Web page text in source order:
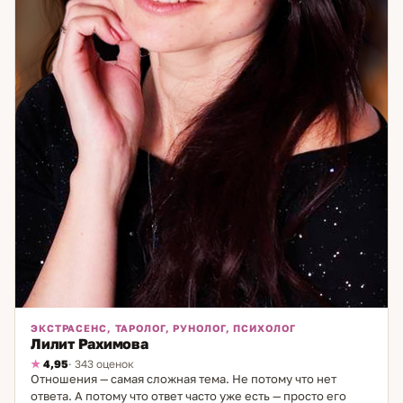
ЭКСТРАСЕНС, ТАРОЛОГ, РУНОЛОГ, ПСИХОЛОГ
Лилит Рахимова
4,95· 343 оценок
Отношения — самая сложная тема. Не потому что нет
ответа. А потому что ответ часто уже есть — просто его